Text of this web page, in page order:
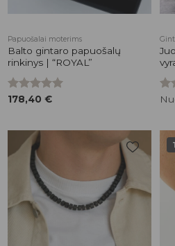
Papuošalai moterims
Balto gintaro papuošalų
rinkinys | “ROYAL”
Įvertinimas:
178,40 €
Pridėti į
patikusios
prekės